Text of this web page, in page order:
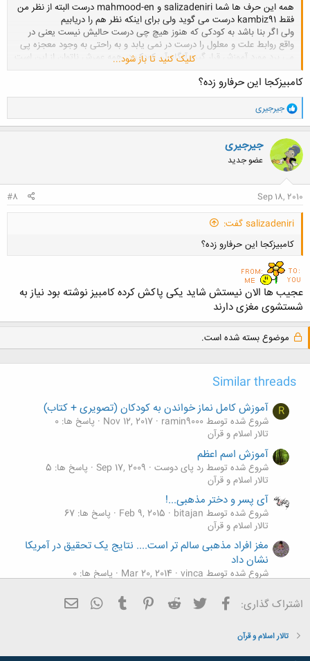
همه این حرف ها شما salizadeniri و mahmood-en درست البته از نظر من
فقط kambiz91 درست می گوید ولی برای اینکه نظر هم را دریابیم
ولی اگر بنا باشد به کودکی که هنوز هیچ چی درست حالیش نیست یعنی در
واقع روابط علت و معلول را درست در نمی یابد و به راحتی به وجود معجزه پی
می برد مورد آموزش قرار گیرد آنگاه آن کودک در همه عمرش ناتوان از این است
که به طور واقعی در باره خدا فکر کند و تصمیم بگیرد که او هست یا نیست
کلیک کنید تا باز شود...
کامبیزکجا این حرفارو زده؟
و
ا
ک
ن
ش
ه
ا
جیرجیری
جیرجیری
عضو جدید
Sep 18, 2010
#8
salizadeniri گفت:
کامبیزکجا این حرفارو زده؟
عجیب ها الان نیستش شاید یکی پاکش کرده کامبیز نوشته بود نیاز به
شستشوی مغزی دارند
موضوع بسته شده است.
Similar threads
R آموزش کامل نماز خواندن به کودکان (تصویری + کتاب)
شروع شده توسط ramin9000 Nov 12, 2017
پاسخ ها: 0
تالار اسلام و قرآن
آموزش اسم اعظم
شروع شده توسط رد پای دوست Sep 17, 2009 پاسخ ها: 5
تالار اسلام و قرآن
آی پسر و دختر مذهبی...!
شروع شده توسط bitajan Feb 9, 2015
پاسخ ها: 67
تالار اسلام و قرآن
مغز افراد مذهبی سالم تر است.... نتایج یک تحقیق در آمریکا
نشان داد
شروع شده توسط vinca Mar 20, 2014
پاسخ ها: 0
اخبار مذهبی (همایش ها ،کار گاهها،جشنواره ها...)
تالار اسلام و قرآن
اشتراک گذاری: فیسبوک تویتر Reddit
Pinterest
Tumblr
WhatsApp
تالار اسلام و قرآن